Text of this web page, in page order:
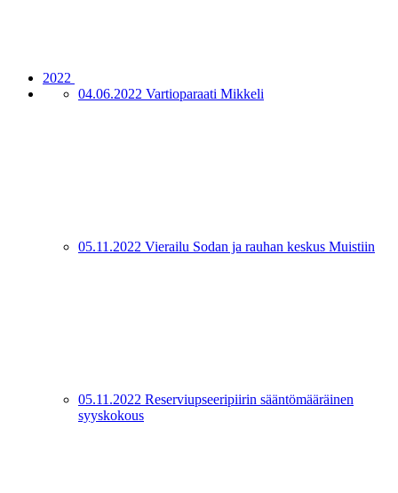
2022
04.06.2022 Vartioparaati Mikkeli
05.11.2022 Vierailu Sodan ja rauhan keskus Muistiin
05.11.2022 Reserviupseeripiirin sääntömääräinen
syyskokous